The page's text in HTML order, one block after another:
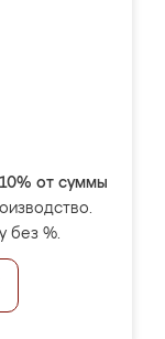
10% от суммы
без %.